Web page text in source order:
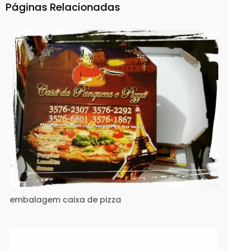
Páginas Relacionadas
embalagem caixa de pizza